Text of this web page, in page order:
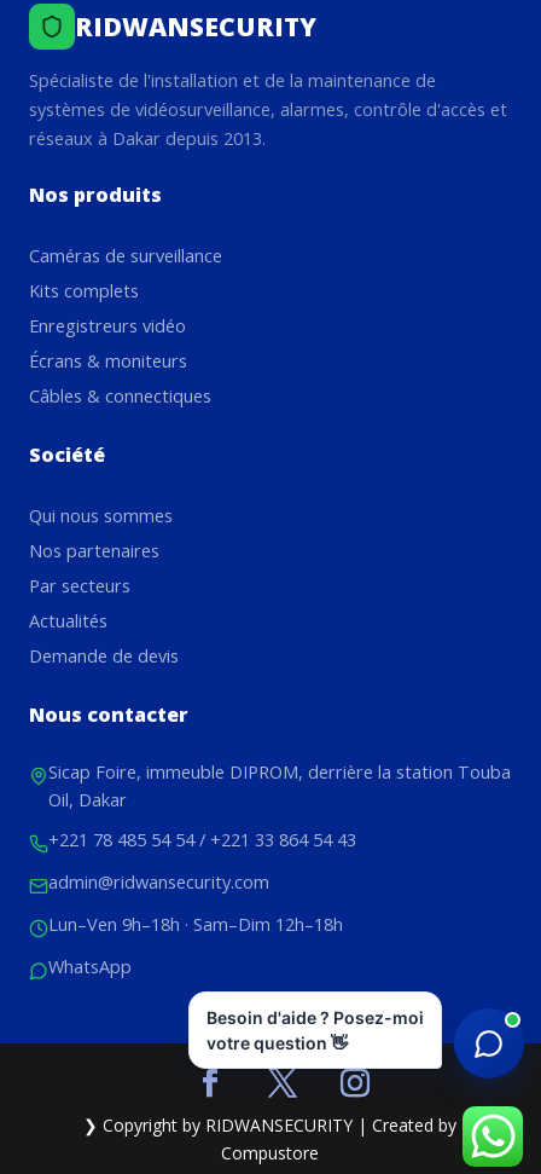
RIDWANSECURITY
Spécialiste de l'installation et de la maintenance de
systèmes de vidéosurveillance, alarmes, contrôle d'accès et
réseaux à Dakar depuis 2013.
Nos produits
Caméras de surveillance
Kits complets
Enregistreurs vidéo
Écrans & moniteurs
Câbles & connectiques
Société
Qui nous sommes
Nos partenaires
Par secteurs
Actualités
Demande de devis
Nous contacter
Sicap Foire, immeuble DIPROM, derrière la station Touba
Oil, Dakar
+221 78 485 54 54/ +221 33 864 54 43
admin@ridwansecurity.com
Lun–Ven 9h–18h · Sam–Dim 12h–18h
WhatsApp
❯ Copyright by RIDWANSECURITY | Created by
Compustore
Besoin d'aide ? Posez-moi
votre question 👋